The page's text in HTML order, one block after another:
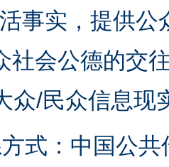
事实，提供
社会公德的交
众/民众信息现
式：中国公共